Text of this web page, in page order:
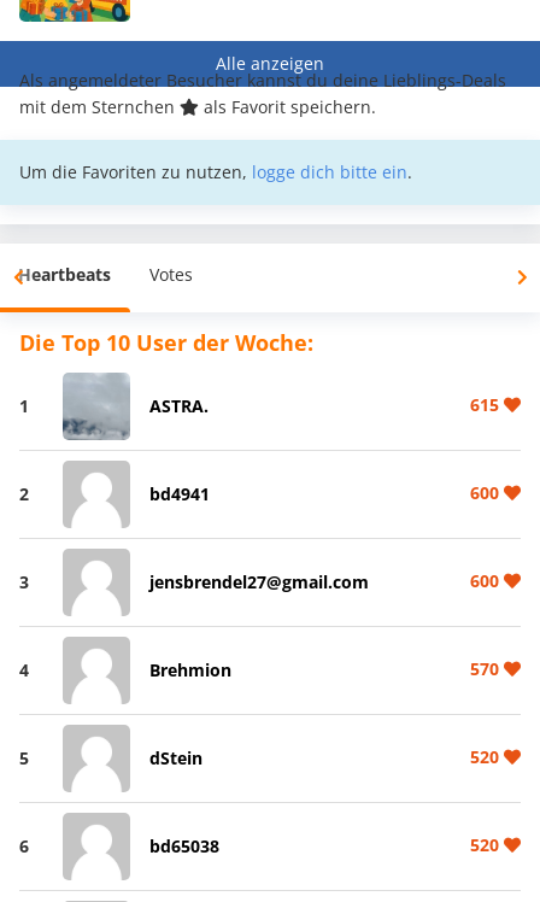
Alle anzeigen
Als angemeldeter Besucher kannst du deine Lieblings-Deals
mit dem Sternchen
als Favorit speichern.
Um die Favoriten zu nutzen, logge dich bitte ein.
Heartbeats Votes
Die Top 10 User der Woche:
1 ASTRA. 615
2 bd4941 600
3 jensbrendel27@gmail.com 600
4 Brehmion 570
5 dStein 520
6 bd65038 520